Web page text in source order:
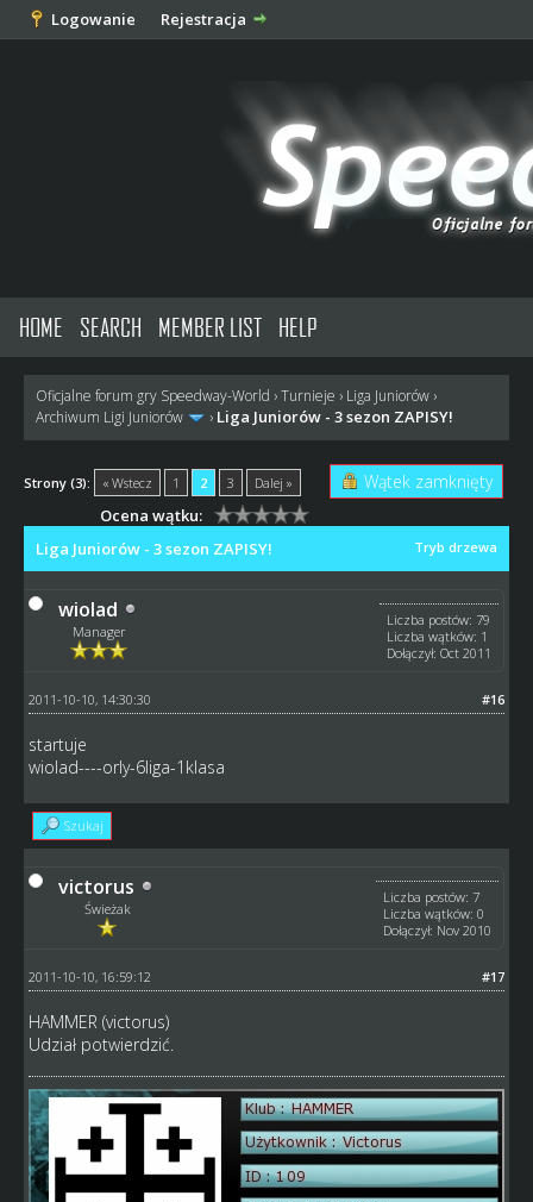
Logowanie Rejestracja
HOME SEARCH MEMBER LIST HELP
Oficjalne forum gry Speedway-World ›Turnieje › Liga Juniorów›
Archiwum Ligi Juniorów
› Liga Juniorów - 3 sezon ZAPISY!
Strony (3): « Wstecz 1 2 3 Dalej » Wątek zamknięty
Ocena wątku:
Tryb drzewa
Liga Juniorów - 3 sezon ZAPISY!
wiolad
Manager
Liczba postów: 79
Liczba wątków: 1
Dołączył: Oct 2011
#16
2011-10-10, 14:30:30
startuje
wiolad----orly-6liga-1klasa
Szukaj
victorus
Świeżak
Liczba postów: 7
Liczba wątków: 0
Dołączył: Nov 2010
#17
2011-10-10, 16:59:12
HAMMER (victorus)
Udział potwierdzić.